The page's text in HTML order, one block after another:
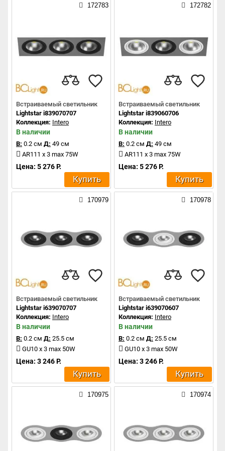
172783
Встраиваемый светильник
Lightstar i839070707
Коллекция: Intero
В наличии
В: 0.2 см Д: 49 см
AR111 x 3 max 75W
Цена: 5 276 Р.
Купить
172782
Встраиваемый светильник
Lightstar i839060706
Коллекция: Intero
В наличии
В: 0.2 см Д: 49 см
AR111 x 3 max 75W
Цена: 5 276 Р.
Купить
170979
Встраиваемый светильник
Lightstar i639070707
Коллекция: Intero
В наличии
В: 0.2 см Д: 25.5 см
GU10 x 3 max 50W
Цена: 3 246 Р.
Купить
170978
Встраиваемый светильник
Lightstar i639070607
Коллекция: Intero
В наличии
В: 0.2 см Д: 25.5 см
GU10 x 3 max 50W
Цена: 3 246 Р.
Купить
170975 170974